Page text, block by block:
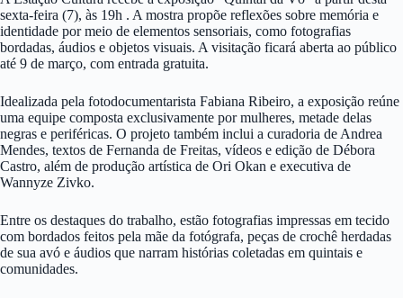
sexta-feira (7), às 19h . A mostra propõe reflexões sobre memória e
identidade por meio de elementos sensoriais, como fotografias
bordadas, áudios e objetos visuais. A visitação ficará aberta ao público
até 9 de março, com entrada gratuita.
Idealizada pela fotodocumentarista Fabiana Ribeiro, a exposição reúne
uma equipe composta exclusivamente por mulheres, metade delas
negras e periféricas. O projeto também inclui a curadoria de Andrea
Mendes, textos de Fernanda de Freitas, vídeos e edição de Débora
Castro, além de produção artística de Ori Okan e executiva de
Wannyze Zivko.
Entre os destaques do trabalho, estão fotografias impressas em tecido
com bordados feitos pela mãe da fotógrafa, peças de crochê herdadas
de sua avó e áudios que narram histórias coletadas em quintais e
comunidades.